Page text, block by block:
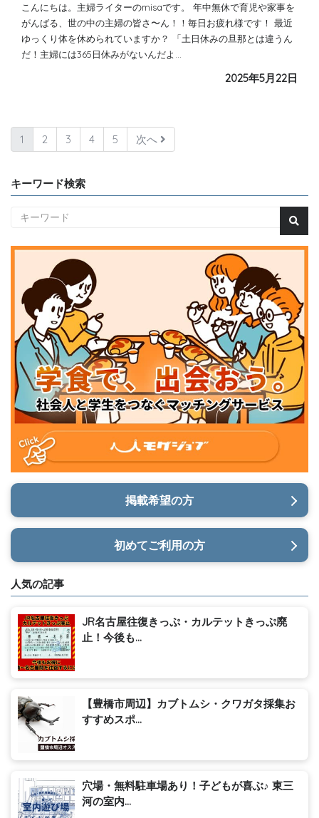
こんにちは。主婦ライターのmisaです。 年中無休で育児や家事を
がんばる、世の中の主婦の皆さ〜ん！！毎日お疲れ様です！ 最近
ゆっくり体を休められていますか？ 「土日休みの旦那とは違うん
だ！主婦には365日休みがないんだよ…
2025年5月22日
1 2 3 4 5 次へ
キーワード検索
掲載希望の方
初めてご利用の方
人気の記事
JR名古屋往復きっぷ・カルテットきっぷ廃
止！今後も...
【豊橋市周辺】カブトムシ・クワガタ採集お
すすめスポ...
穴場・無料駐車場あり！子どもが喜ぶ♪ 東三
河の室内...